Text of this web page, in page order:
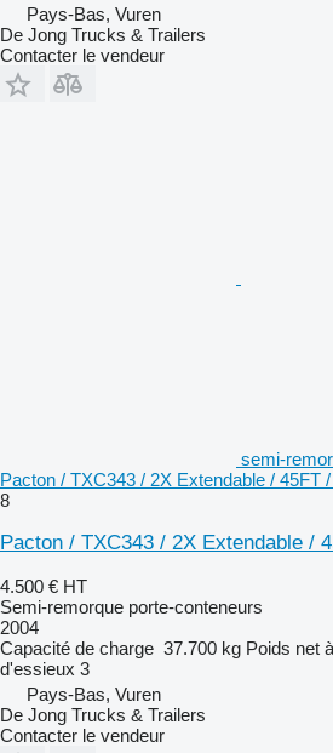
Pays-Bas, Vuren
De Jong Trucks & Trailers
Contacter le vendeur
semi-
Pacton / TXC343 / 2X Extendable / 45FT
8
Pacton / TXC343 / 2X Extendable /
4.500 € HT
Semi-remorque porte-conteneurs
2004
Capacité de charge 37.700 kg Poids net
d'essieux 3
Pays-Bas, Vuren
De Jong Trucks & Trailers
Contacter le vendeur